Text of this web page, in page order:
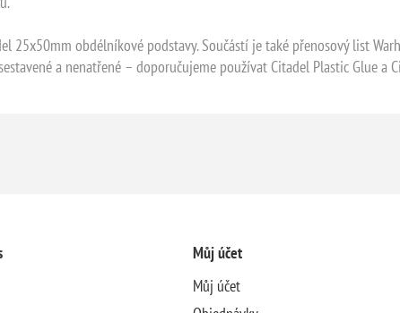
25x50mm obdélníkové podstavy. Součástí je také přenosový list
a nenatřené – doporučujeme používat Citadel Plastic Glue a
Můj účet
Můj účet